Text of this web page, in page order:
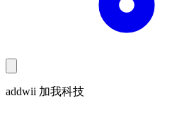
addwii 加我科技